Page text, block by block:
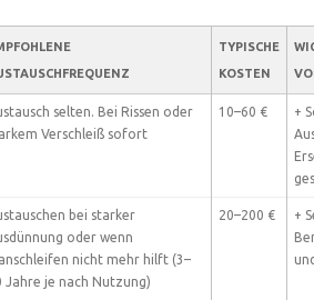
TYPISCHE
KOSTEN
selten. Bei Rissen oder
Verschleiß sofort
10–60 €
+
bei starker
oder wenn
nicht mehr hilft (3–
Jahre je nach Nutzung)
20–200 €
+